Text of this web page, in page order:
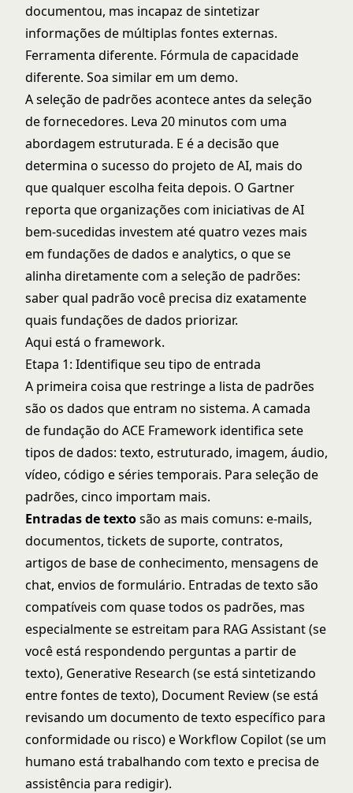
documentou, mas incapaz de sintetizar
informações de múltiplas fontes externas.
Ferramenta diferente. Fórmula de capacidade
diferente. Soa similar em um demo.
A seleção de padrões acontece antes da seleção
de fornecedores. Leva 20 minutos com uma
abordagem estruturada. E é a decisão que
determina o sucesso do projeto de AI, mais do
que qualquer escolha feita depois. O Gartner
reporta que organizações com iniciativas de AI
bem-sucedidas investem até quatro vezes mais
em fundações de dados e analytics, o que se
alinha diretamente com a seleção de padrões:
saber qual padrão você precisa diz exatamente
quais fundações de dados priorizar.
Aqui está o framework.
Etapa 1: Identifique seu tipo de entrada
A primeira coisa que restringe a lista de padrões
são os dados que entram no sistema. Acamada
de fundação do ACE Framework identifica sete
tipos de dados: texto, estruturado, imagem, áudio,
vídeo, código e séries temporais. Para seleção de
padrões, cinco importam mais.
Entradas de textosão as mais comuns: e-mails,
documentos, tickets de suporte, contratos,
artigos de base de conhecimento, mensagens de
chat, envios de formulário. Entradas de texto são
compatíveis com quase todos os padrões, mas
especialmente se estreitam para RAG Assistant (se
você está respondendo perguntas a partir de
texto), Generative Research (se está sintetizando
entre fontes de texto), Document Review (se está
revisando um documento de texto específico para
conformidade ou risco) e Workflow Copilot (se um
humano está trabalhando com texto e precisa de
assistência para redigir).